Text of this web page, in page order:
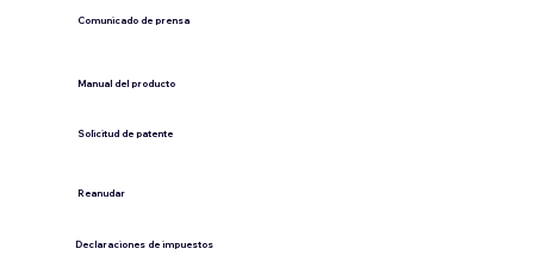
Comunicado de prensa
​Manual del producto
​Solicitud de patente
​Reanudar
Declaraciones de impuestos